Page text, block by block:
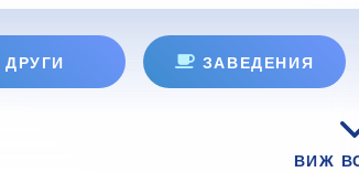
ДРУГИ ЗАВЕДЕНИЯ
ВИЖ